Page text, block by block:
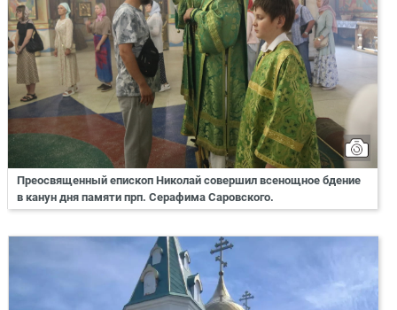
Преосвященный епископ Николай совершил всенощное бдение
в канун дня памяти прп. Серафима Саровского.